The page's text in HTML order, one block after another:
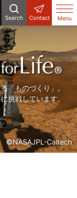
Search Contact Menu
。
「ものづくり」。
挑戦しています。
©NASAJPL-Caltech
ら生産設備まで、
決する企業です。
マ光機です。